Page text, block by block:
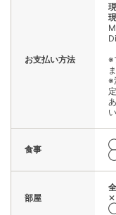
お支払い方法
※
※
い
食事 ◯
◯
部屋
✕
◯